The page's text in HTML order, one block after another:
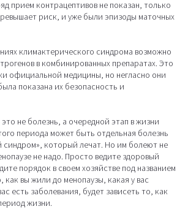
прием контрацептивов не показан, только
риск, и уже были эпизоды маточных
климактерического синдрома возможно
в комбинированных препаратах. Это
официальной медицины, но негласно они
показана их безопасность и
не болезнь, а очередной этап в жизни
периода может быть отдельная болезнь
синдром», который лечат. Но им болеют не
не надо. Просто ведите здоровый
порядок в своем хозяйстве под названием
как вы жили до менопаузы, какая у вас
есть заболевания, будет зависеть то, как
жизни.